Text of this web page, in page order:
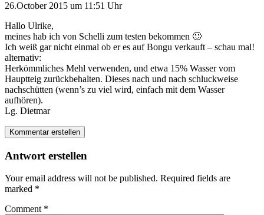
26.October 2015 um 11:51 Uhr
Hallo Ulrike,
meines hab ich von Schelli zum testen bekommen 🙂
Ich weiß gar nicht einmal ob er es auf Bongu verkauft – schau mal!
alternativ:
Herkömmliches Mehl verwenden, und etwa 15% Wasser vom
Hauptteig zurückbehalten. Dieses nach und nach schluckweise
nachschütten (wenn’s zu viel wird, einfach mit dem Wasser
aufhören).
Lg. Dietmar
Kommentar erstellen
Antwort erstellen
Your email address will not be published. Required fields are
marked *
Comment *